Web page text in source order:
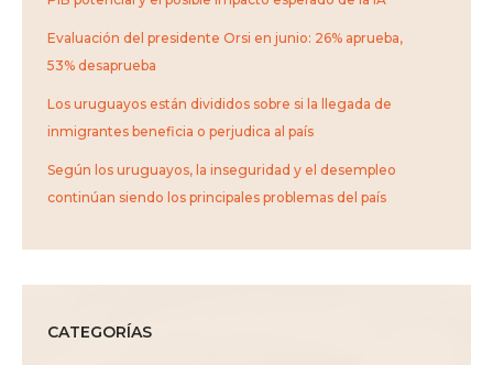
Evaluación del presidente Orsi en junio: 26% aprueba,
53% desaprueba
Los uruguayos están divididos sobre si la llegada de
inmigrantes beneficia o perjudica al país
Según los uruguayos, la inseguridad y el desempleo
continúan siendo los principales problemas del país
CATEGORÍAS